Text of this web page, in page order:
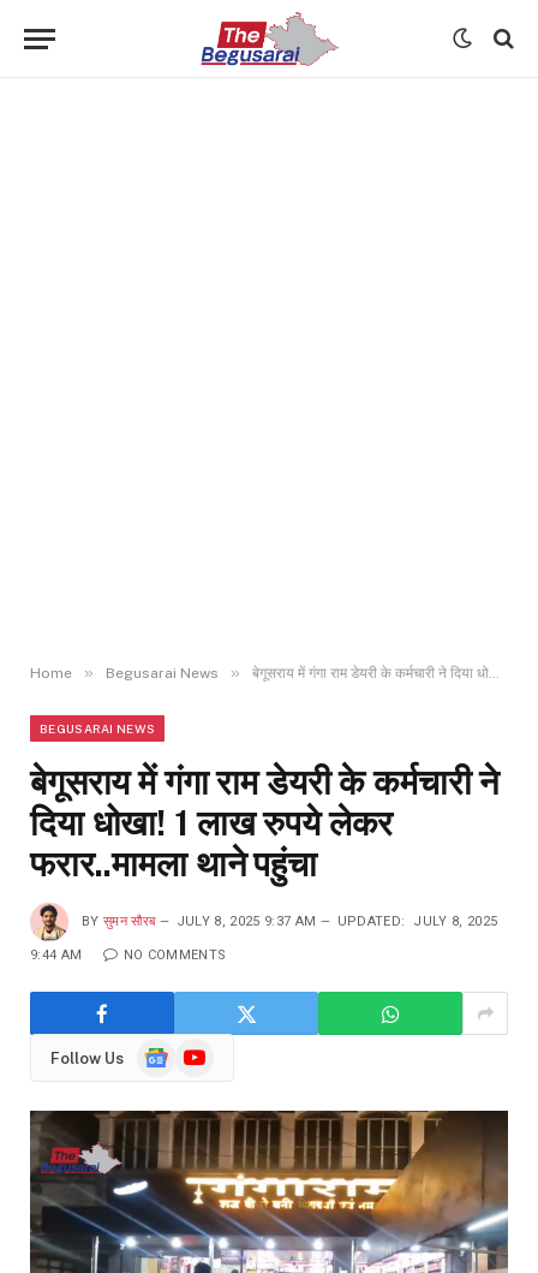
Home » Begusarai News » बेगूसराय में गंगा राम डेयरी के कर्मचारी ने दिया धोखा! 1 लाख रुपये लेकर फरार..मामला थाने पहुंचा
BEGUSARAI NEWS
बेगूसराय में गंगा राम डेयरी के कर्मचारी ने
दिया धोखा! 1 लाख रुपये लेकर
फरार..मामला थाने पहुंचा
BY सुमन सौरब JULY 8, 2025 9:37 AM UPDATED: JULY 8, 2025
9:44 AM NO COMMENTS
Follow Us
GoogleYouTube